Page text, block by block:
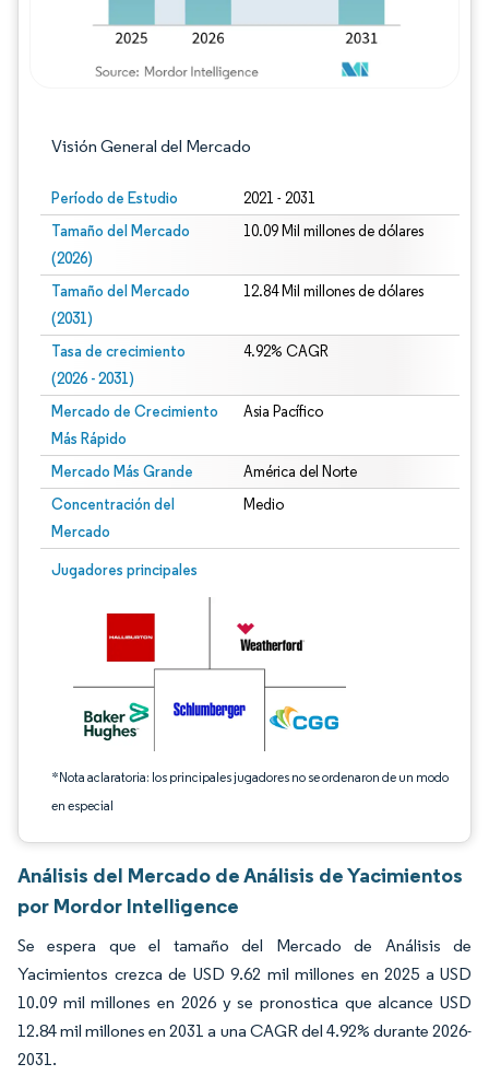
Visión General del Mercado
Período de Estudio 2021 - 2031
Tamaño del Mercado
(2026)
10.09 Mil millones de dólares
Tamaño del Mercado
(2031)
12.84 Mil millones de dólares
Tasa de crecimiento
(2026 - 2031)
4.92% CAGR
Mercado de Crecimiento
Más Rápido
Asia Pacífico
Mercado Más Grande América del Norte
Concentración del
Mercado
Medio
Jugadores principales
*Nota aclaratoria: los principales jugadores no se ordenaron de un modo
en especial
Imagen © Mordor Intelligence. El uso requiere atribución según CC BY 4.0.
Análisis del Mercado de Análisis de Yacimientos
por Mordor Intelligence
Se espera que el tamaño del Mercado de Análisis de
Yacimientos crezca de USD 9.62 mil millones en 2025 a USD
10.09 mil millones en 2026 y se pronostica que alcance USD
12.84 mil millones en 2031 a una CAGR del 4.92% durante 2026-
2031.